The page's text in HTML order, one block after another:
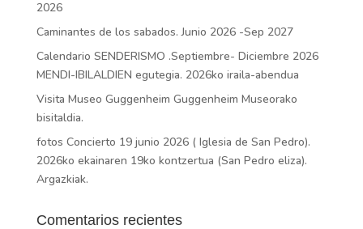
2026
Caminantes de los sabados. Junio 2026 -Sep 2027
Calendario SENDERISMO .Septiembre- Diciembre 2026
MENDI-IBILALDIEN egutegia. 2026ko iraila-abendua
Visita Museo Guggenheim Guggenheim Museorako
bisitaldia.
fotos Concierto 19 junio 2026 ( Iglesia de San Pedro).
2026ko ekainaren 19ko kontzertua (San Pedro eliza).
Argazkiak.
Comentarios recientes